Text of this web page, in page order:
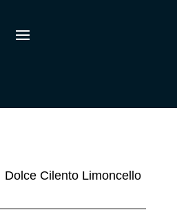
| Dolce Cilento Limoncello